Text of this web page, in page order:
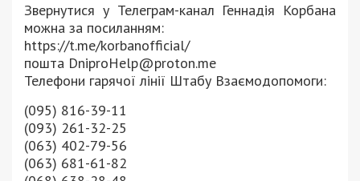
Звернутися у Телеграм-канал Геннадія Корбана
можна за посиланням:
https://t.me/korbanofficial/
пошта DniproHelp@proton.me
Телефони гарячої лінії Штабу Взаємодопомоги:
(095) 816-39-11
(093) 261-32-25
(063) 402-79-56
(063) 681-61-82